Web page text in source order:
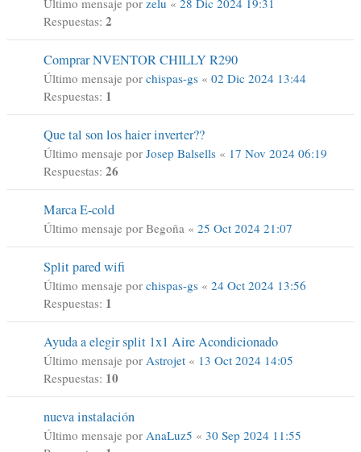
Respuestas: 2
Comprar NVENTOR CHILLY R290
Último mensaje por chispas-gs « 02 Dic 2024 13:44
Respuestas: 1
Que tal son los haier inverter??
Último mensaje por Josep Balsells « 17 Nov 2024 06:19
Respuestas: 26
Marca E-cold
Último mensaje por Begoña « 25 Oct 2024 21:07
Split pared wifi
Último mensaje por chispas-gs « 24 Oct 2024 13:56
Respuestas: 1
Ayuda a elegir split 1x1 Aire Acondicionado
Último mensaje por Astrojet « 13 Oct 2024 14:05
Respuestas: 10
nueva instalación
Último mensaje por AnaLuz5 « 30 Sep 2024 11:55